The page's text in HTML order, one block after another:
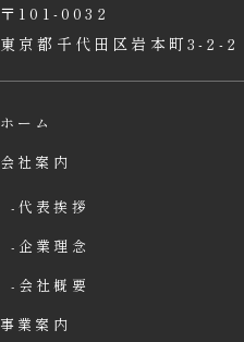
〒101-0032
東京都千代田区岩本町3-2-2
ホーム
会社案内
代表挨拶
企業理念
会社概要
事業案内